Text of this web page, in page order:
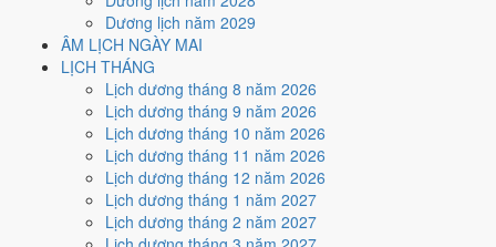
Dương lịch năm 2029
ÂM LỊCH NGÀY MAI
LỊCH THÁNG
Lịch dương tháng 8 năm 2026
Lịch dương tháng 9 năm 2026
Lịch dương tháng 10 năm 2026
Lịch dương tháng 11 năm 2026
Lịch dương tháng 12 năm 2026
Lịch dương tháng 1 năm 2027
Lịch dương tháng 2 năm 2027
Ngày 13/11/2026 (Tân Mão)
Xem ngày13/11/2026
dương lịch - Ngày 5/10 âm
lịch (Tân Mão) tốt hay xấu?
Ngày 13/11/2026 dương lịch (Thứ Sáu) là ngày 5/10/2026 âm lịch
Tân Mão- Can khắc Chi, Trực Định, Sao Cang, nạp âm Tùng